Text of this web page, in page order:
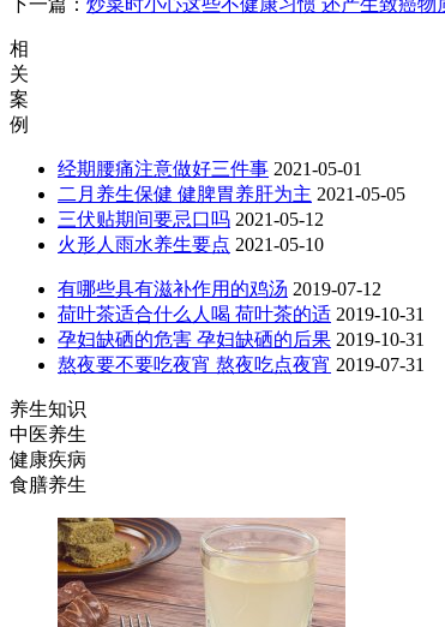
相
关
案
例
经期腰痛注意做好三件事 2021-05-01
二月养生保健 健脾胃养肝为主 2021-05-05
三伏贴期间要忌口吗 2021-05-12
火形人雨水养生要点 2021-05-10
有哪些具有滋补作用的鸡汤 2019-07-12
荷叶茶适合什么人喝 荷叶茶的适 2019-10-31
孕妇缺硒的危害 孕妇缺硒的后果 2019-10-31
熬夜要不要吃夜宵 熬夜吃点夜宵 2019-07-31
养生知识
中医养生
健康疾病
食膳养生